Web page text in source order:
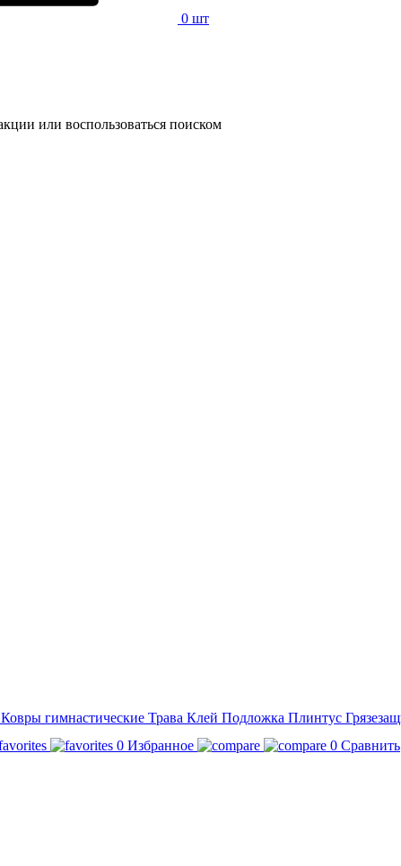
0 шт
или воспользоваться поиском
Ковры гимнастические Трава Клей Подложка Плинтус
0 Избранное 0 Сравнить